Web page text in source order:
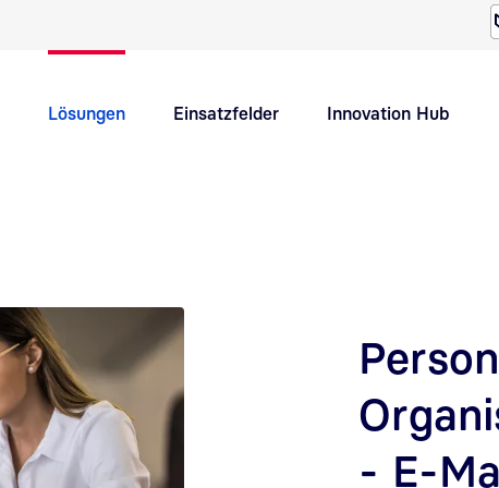
Schnellnavigation Hauptthemen
Lösungen Einsatzfelder Innovation Hub
- E-